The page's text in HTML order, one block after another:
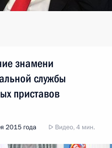
знамени
службы
приставов
2015 года Видео, 4 мин.